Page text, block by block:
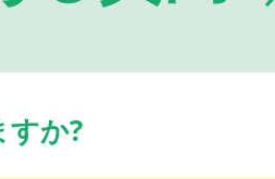
すか?